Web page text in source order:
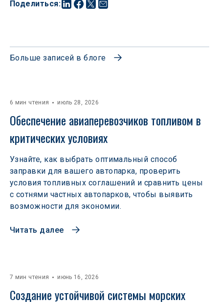
Поделиться:
Больше записей в блоге
6 мин чтения июль 28, 2026
Обеспечение авиаперевозчиков топливом в
критических условиях
Узнайте, как выбрать оптимальный способ
заправки для вашего автопарка, проверить
условия топливных соглашений и сравнить цены
с сотнями частных автопарков, чтобы выявить
возможности для экономии.
Читать далее
7 мин чтения июнь 16, 2026
Создание устойчивой системы морских